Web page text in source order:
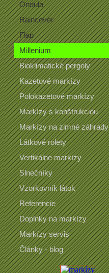
Ondula
Raincover
Flap
Millenium
Bioklimatické pergoly
Kazetové markízy
Polokazetové markízy
Markízy s konštrukciou
Markízy na zimné záhrady
Látkové rolety
Vertikálne markízy
Slnečníky
Vzorkovník látok
Referencie
Doplnky na markízy
Markízy servis
Články - blog